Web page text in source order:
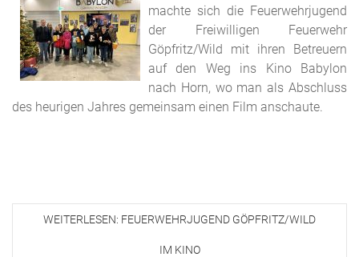
machte sich die Feuerwehrjugend
der Freiwilligen Feuerwehr
Göpfritz/Wild mit ihren Betreuern
auf den Weg ins Kino Babylon
nach Horn, wo man als Abschluss
des heurigen Jahres gemeinsam einen Film anschaute.
WEITERLESEN: FEUERWEHRJUGEND GÖPFRITZ/WILD
IM KINO